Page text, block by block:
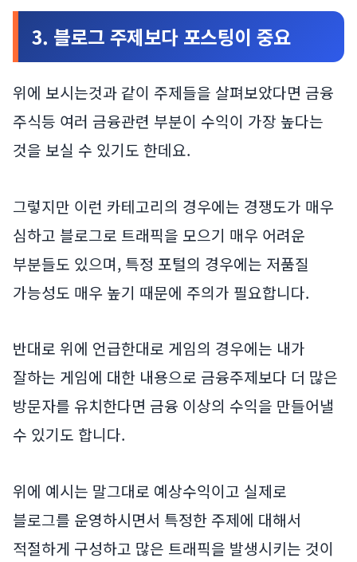
3. 블로그 주제보다 포스팅이 중요
위에 보시는것과 같이 주제들을 살펴보았다면 금융
주식등 여러 금융관련 부분이 수익이 가장 높다는
것을 보실 수 있기도 한데요.
그렇지만 이런 카테고리의 경우에는 경쟁도가 매우
심하고 블로그로 트래픽을 모으기 매우 어려운
부분들도 있으며, 특정 포털의 경우에는 저품질
가능성도 매우 높기 때문에 주의가 필요합니다.
반대로 위에 언급한대로 게임의 경우에는 내가
잘하는 게임에 대한 내용으로 금융주제보다 더 많은
방문자를 유치한다면 금융 이상의 수익을 만들어낼
수 있기도 합니다.
위에 예시는 말그대로 예상수익이고 실제로
블로그를 운영하시면서 특정한 주제에 대해서
적절하게 구성하고 많은 트래픽을 발생시키는 것이